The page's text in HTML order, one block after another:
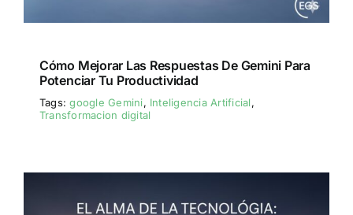
Cómo Mejorar Las Respuestas De Gemini Para
Potenciar Tu Productividad
Tags:google Gemini, Inteligencia Artificial,
Transformacion digital